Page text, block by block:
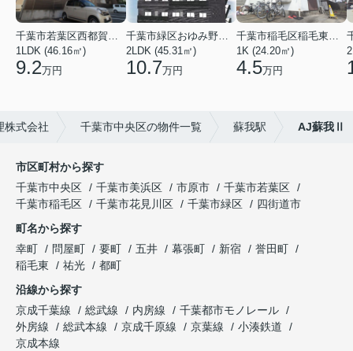
千葉市若葉区西都賀３丁目
1LDK (46.16㎡)
9.2万円
千葉市緑区おゆみ野３丁目
2LDK (45.31㎡)
10.7万円
千葉市稲毛区稲毛東２丁目
1K (24.20㎡)
4.5万円
株式会社 千葉市中央区の物件一覧 蘇我駅 AJ蘇我Ⅱ
市区町村から探す
千葉市中央区
千葉市美浜区 市原市
千葉市若葉区
千葉市稲毛区
千葉市花見川区 千葉市緑区
四街道市
町名から探す
幸町
問屋町 要町 五井 幕張町 新宿
誉田町
稲毛東
祐光
都町
沿線から探す
京成千葉線
総武線 内房線
千葉都市モノレール
外房線
総武本線 京成千原線 京葉線
小湊鉄道
京成本線